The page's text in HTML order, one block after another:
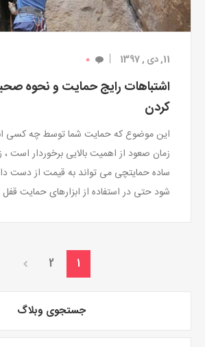
11, دی , 1397 0
اشتباهات رایج حمایت و نحوه
کردن
این موضوع که حمایت شما توسط چه کسی
زمان صعود از اهمیت بالایی برخوردار است ،
ساده حمایتچی می تواند به قیمت از دست
شود حتی در استفاده از ابزارهای حمایت
1
2
جستجوی وبلاگ